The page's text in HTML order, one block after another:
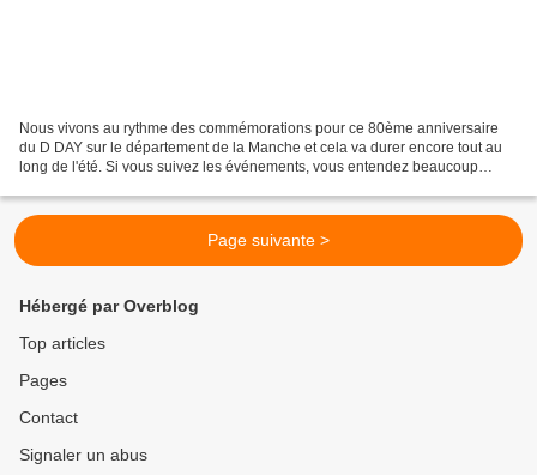
Nous vivons au rythme des commémorations pour ce 80ème anniversaire
du D DAY sur le département de la Manche et cela va durer encore tout au
long de l'été. Si vous suivez les événements, vous entendez beaucoup
Page suivante >
Hébergé par Overblog
Top articles
Pages
Contact
Signaler un abus